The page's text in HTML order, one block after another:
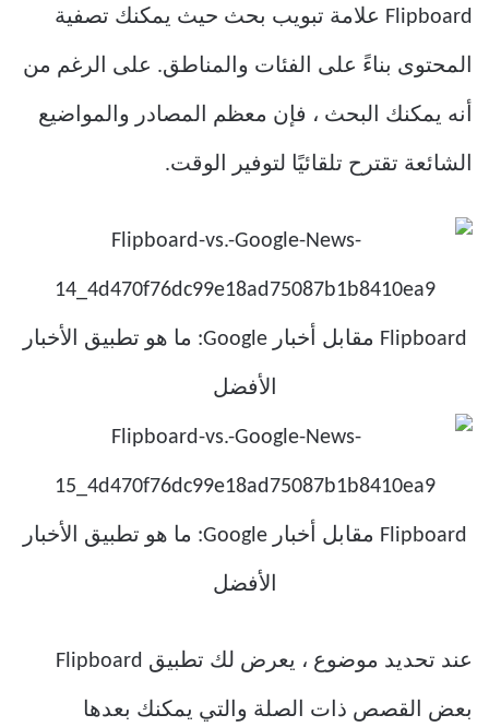
Flipboard علامة تبويب بحث حيث يمكنك تصفية
المحتوى بناءً على الفئات والمناطق. على الرغم من
أنه يمكنك البحث ، فإن معظم المصادر والمواضيع
الشائعة تقترح تلقائيًا لتوفير الوقت.
عند تحديد موضوع ، يعرض لك تطبيق Flipboard
بعض القصص ذات الصلة والتي يمكنك بعدها